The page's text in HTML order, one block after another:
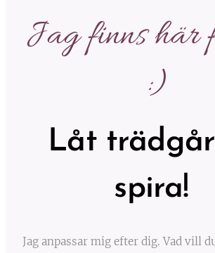
Jag finns här
:)
Låt
spira!
Jag anpassar mig efter dig. Vad vill